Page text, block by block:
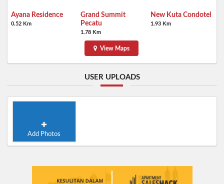
Ayana Residence
0.52 Km
Grand Summit
Pecatu
1.78 Km
New Kuta Condotel
1.93 Km
View Maps
USER UPLOADS
Add Photos